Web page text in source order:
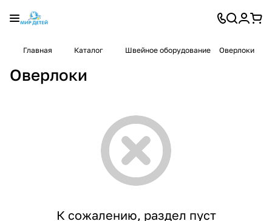
Главная Каталог Швейное оборудование Оверлоки
Оверлоки
К сожалению, раздел пуст